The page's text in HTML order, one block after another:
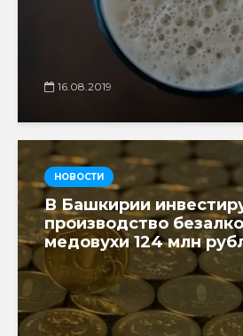
16.08.2019
НОВОСТИ
В Башкирии
производство
медовухи 124 млн